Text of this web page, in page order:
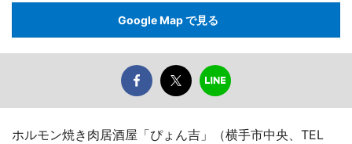
Google Map で見る
ホルモン焼き肉居酒屋「ぴょん吉」（横手市中央、TEL